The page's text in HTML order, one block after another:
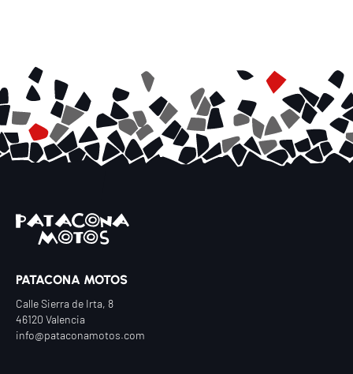
Chatea con nosotros
Selecciona el departamento
Te responderemos lo antes posible
Ventas
Taller
Servicio técnico
Recambios
PATACONA MOTOS
Calle Sierra de Irta, 8
46120 Valencia
info@pataconamotos.com